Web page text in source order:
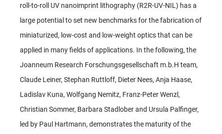
roll-to-roll UV nanoimprint lithography (R2R-UV-NIL) has a
large potential to set new benchmarks for the fabrication of
miniaturized, low-cost and low-weight optics that can be
applied in many fields of applications. In the following, the
Joanneum Research Forschungsgesellschaft m.b.H team,
Claude Leiner, Stephan Ruttloff, Dieter Nees, Anja Haase,
Ladislav Kuna, Wolfgang Nemitz, Franz-Peter Wenzl,
Christian Sommer, Barbara Stadlober and Ursula Palfinger,
led by Paul Hartmann, demonstrates the maturity of the